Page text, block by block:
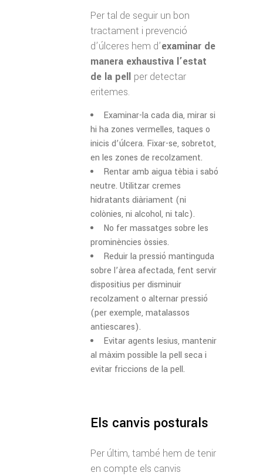
Per tal de seguir un bon
tractament i prevenció
d’úlceres hem d’examinar de
manera exhaustiva l’estat
de la pell per detectar
eritemes.
Examinar-la cada dia, mirar si
hi ha zones vermelles, taques o
inicis d’úlcera. Fixar-se, sobretot,
en les zones de recolzament.
Rentar amb aigua tèbia i sabó
neutre. Utilitzar cremes
hidratants diàriament (ni
colònies, ni alcohol, ni talc).
No fer massatges sobre les
prominències òssies.
Reduir la pressió mantinguda
sobre l’àrea afectada, fent servir
dispositius per disminuir
recolzament o alternar pressió
(per exemple, matalassos
antiescares).
Evitar agents lesius, mantenir
al màxim possible la pell seca i
evitar friccions de la pell.
Els canvis posturals
Per últim, també hem de tenir
en compte els canvis